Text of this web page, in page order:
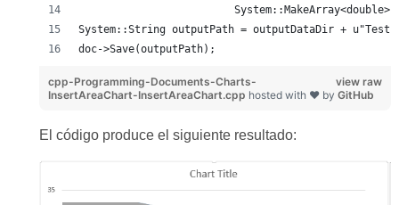
System::String outputPath = outputDataDir +
doc->Save(outputPath);
view raw
cpp-Programming-Documents-Charts-
InsertAreaChart-InsertAreaChart.cpp hosted with ❤ by GitHub
El código produce el siguiente resultado: